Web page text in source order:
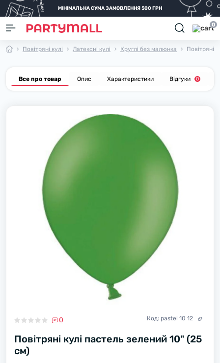
МІНІМАЛЬНА СУМА ЗАМОВЛЕННЯ 500 ГРН
0
Повітряні кулі Латексні кулі Круглі без малюнка Повітряні
Все про товар Опис Характеристики Відгуки 0
0 Код: pastel 10 12
Повітряні кулі пастель зелений 10" (25
см)